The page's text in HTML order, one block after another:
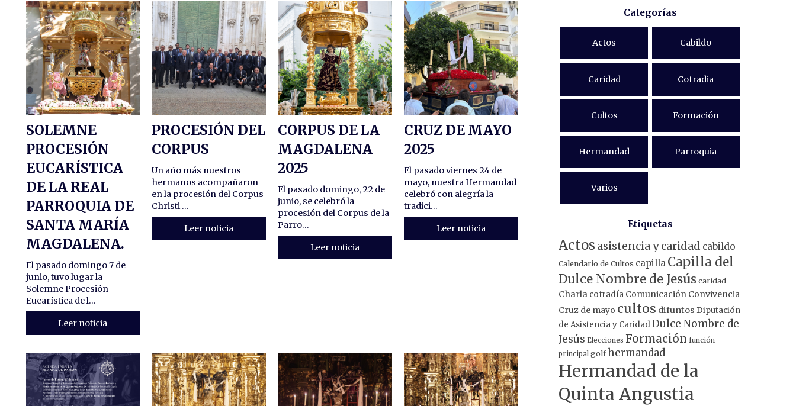
SOLEMNE
PROCESIÓN
EUCARÍSTICA
DE LA REAL
PARROQUIA DE
SANTA MARÍA
MAGDALENA.
El pasado domingo 7 de
junio, tuvo lugar la
Solemne Procesión
Eucarística de l...
Leer noticia
PROCESIÓN DEL
CORPUS
Un año más nuestros
hermanos acompañaron
en la procesión del Corpus
Christi ...
Leer noticia
CORPUS DE LA
MAGDALENA
2025
El pasado domingo, 22 de
junio, se celebró la
procesión del Corpus de la
Parro...
Leer noticia
CRUZ DE MAYO
2025
El pasado viernes 24 de
mayo, nuestra Hermandad
celebró con alegría la
tradici...
Leer noticia
Categorías
Actos Cabildo
Caridad Cofradia
Cultos Formación
Hermandad Parroquia
Varios
Etiquetas
Actos asistencia y caridad cabildo
Calendario de Cultos capilla Capilla del
Dulce Nombre de Jesús caridad
Charla cofradía Comunicación Convivencia
Cruz de mayo cultos difuntos Diputación
de Asistencia y CaridadDulce Nombre de
Jesús Elecciones Formación función
principal golf hermandad
Hermandad de la
Quinta Angustia